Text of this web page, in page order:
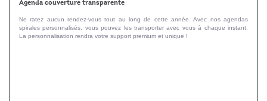
Agenda couverture transparente
Ne ratez aucun rendez-vous tout au long de cette année. Avec nos agendas
spirales personnalisés, vous pouvez les transporter avec vous à chaque instant.
La personnalisation rendra votre support premium et unique !